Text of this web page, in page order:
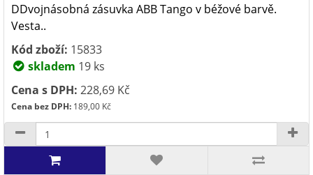
DDvojnásobná zásuvka ABB Tango v béžové barvě.
Vesta..
Kód zboží: 15833
skladem 19 ks
Cena s DPH: 228,69 Kč
Cena bez DPH: 189,00 Kč